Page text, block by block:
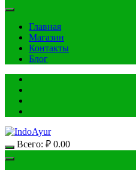
Главная
Магазин
Контакты
Блог
Всего: ₽ 0.00